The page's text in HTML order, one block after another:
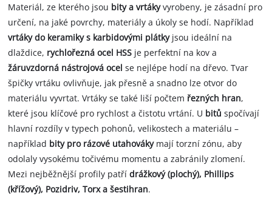
Materiál, ze kterého jsou bity a vrtákyvyrobeny, je zásadní pro
určení, na jaké povrchy, materiály a úkoly se hodí. Například
vrtáky do keramiky s karbidovými plátkyjsou ideální na
dlaždice, rychlořezná ocel HSS je perfektní na kov a
žáruvzdorná nástrojová ocel se nejlépe hodí na dřevo. Tvar
špičky vrtáku ovlivňuje, jak přesně a snadno lze otvor do
materiálu vyvrtat. Vrtáky se také liší počtem řezných hran,
které jsou klíčové pro rychlost a čistotu vrtání. U bitů spočívají
hlavní rozdíly v typech pohonů, velikostech a materiálu –
například bity pro rázové utahovákymají torzní zónu, aby
odolaly vysokému točivému momentu a zabránily zlomení.
Mezi nejběžnější profily patřídrážkový (plochý), Phillips
(křížový), Pozidriv, Torx a šestihran.